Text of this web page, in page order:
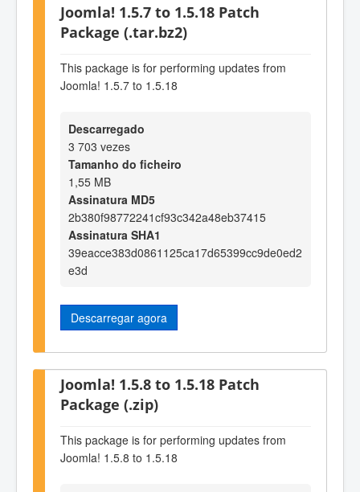
Joomla! 1.5.7 to 1.5.18 Patch
Package (.tar.bz2)
This package is for performing updates from
Joomla! 1.5.7 to 1.5.18
Descarregado
3 703 vezes
Tamanho do ficheiro
1,55 MB
Assinatura MD5
2b380f98772241cf93c342a48eb37415
Assinatura SHA1
39eacce383d0861125ca17d65399cc9de0ed2
e3d
Descarregar agora
Joomla! 1.5.8 to 1.5.18 Patch
Package (.zip)
This package is for performing updates from
Joomla! 1.5.8 to 1.5.18